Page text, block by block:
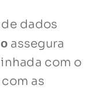
dados
assegura
com o
as